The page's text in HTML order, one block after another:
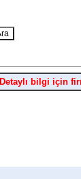
Detaylı bilgi için